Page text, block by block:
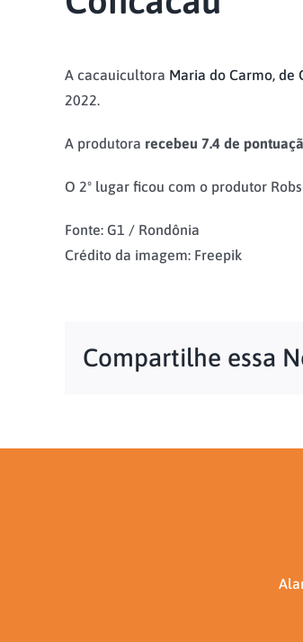
A cacauicultora Maria do Carmo, de
2022.
A produtora recebeu 7.4 de
O 2º lugar ficou com o produtor
Fonte: G1 / Rondônia
Crédito da imagem: Freepik
Compartilhe essa